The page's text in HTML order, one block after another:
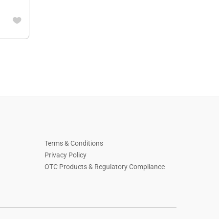
Terms & Conditions
Privacy Policy
OTC Products & Regulatory Compliance